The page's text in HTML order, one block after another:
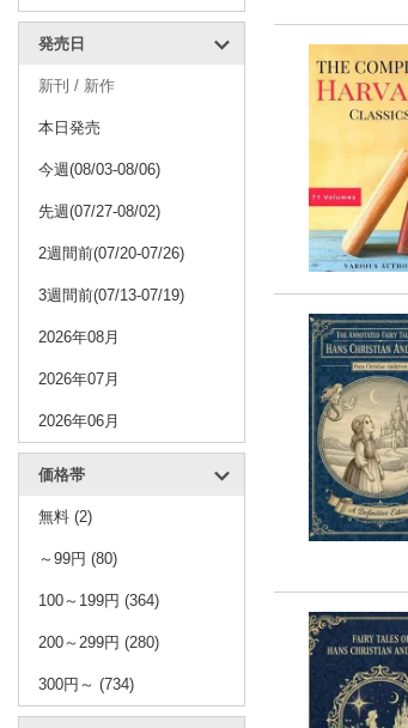
発売日
新刊 / 新作
本日発売
今週(08/03-08/06)
先週(07/27-08/02)
2週間前(07/20-07/26)
3週間前(07/13-07/19)
2026年08月
2026年07月
2026年06月
価格帯
無料 (2)
～99円 (80)
100～199円 (364)
200～299円 (280)
300円～ (734)